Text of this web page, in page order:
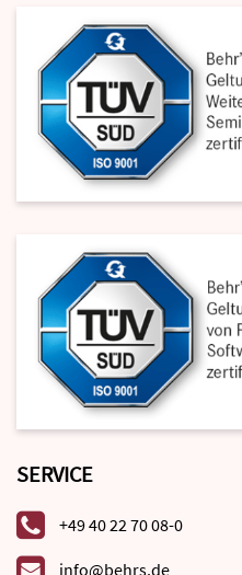
SERVICE
+49 40 22 70 08-0
info@behrs.de